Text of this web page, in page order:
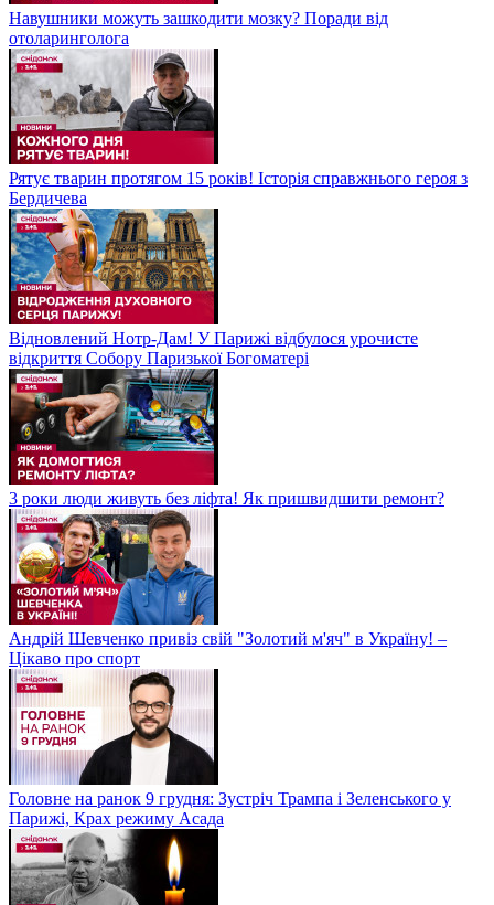
Навушники можуть зашкодити мозку? Поради від
отоларинголога
Рятує тварин протягом 15 років! Історія справжнього героя з
Бердичева
Відновлений Нотр-Дам! У Парижі відбулося урочисте
відкриття Собору Паризької Богоматері
3 роки люди живуть без ліфта! Як пришвидшити ремонт?
Андрій Шевченко привіз свій "Золотий м'яч" в Україну! –
Цікаво про спорт
Головне на ранок 9 грудня: Зустріч Трампа і Зеленського у
Парижі, Крах режиму Асада